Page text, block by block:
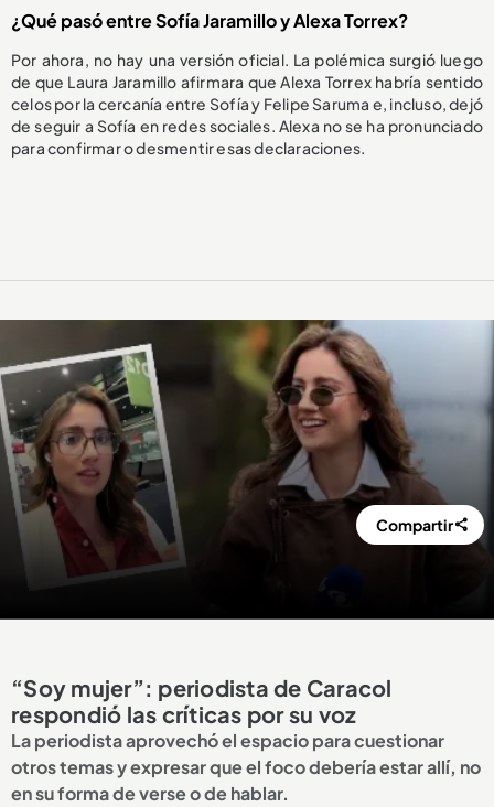
¿Qué pasó entre Sofía Jaramillo y Alexa Torrex?
Por ahora, no hay una versión oficial. La polémica surgió luego
de que Laura Jaramillo afirmara que Alexa Torrex habría sentido
celos por la cercanía entre Sofía y Felipe Saruma e, incluso, dejó
de seguir a Sofía en redes sociales. Alexa no se ha pronunciado
para confirmar o desmentir esas declaraciones.
Compartir
“Soy mujer”: periodista de Caracol
respondió las críticas por su voz
La periodista aprovechó el espacio para cuestionar
otros temas y expresar que el foco debería estar allí, no
en su forma de verse o de hablar.